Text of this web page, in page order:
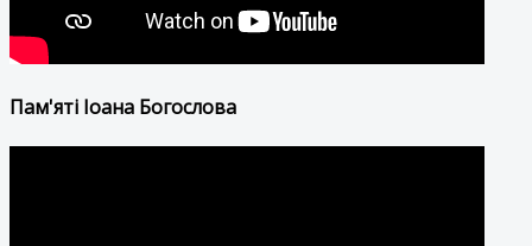
Пам'яті Іоана Богослова